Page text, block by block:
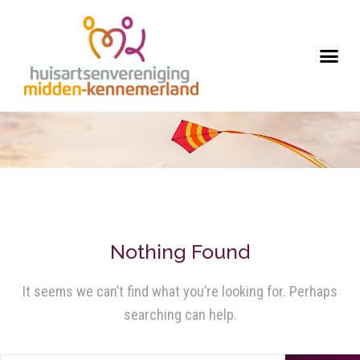
Nothing Found
It seems we can’t find what you’re looking for. Perhaps
searching can help.